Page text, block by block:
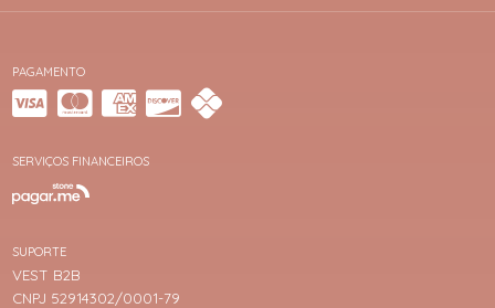
PAGAMENTO
SERVIÇOS FINANCEIROS
SUPORTE
VEST B2B
CNPJ 52914302/0001-79